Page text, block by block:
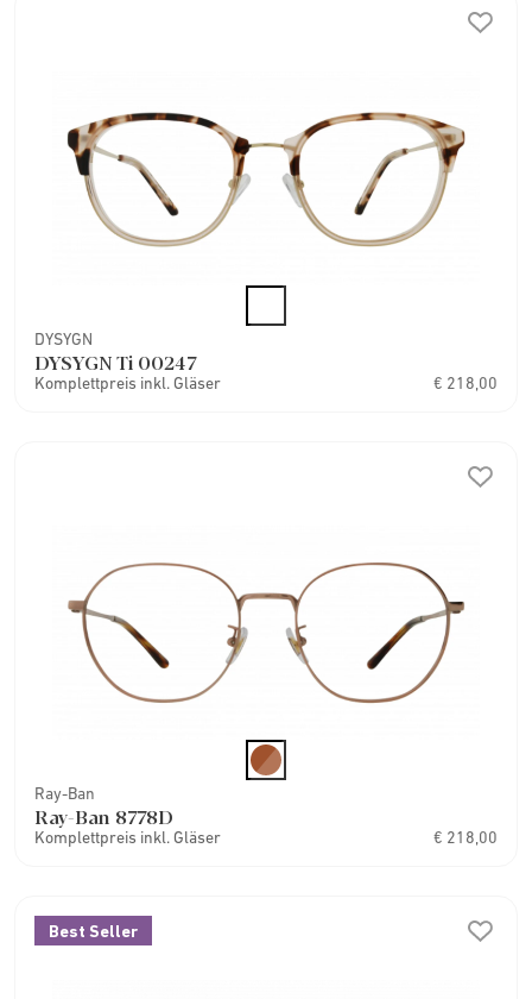
DYSYGN
DYSYGN Ti 00247
Komplettpreis inkl. Gläser € 218,00
Ray-Ban
Ray-Ban 8778D
Komplettpreis inkl. Gläser € 218,00
Best Seller